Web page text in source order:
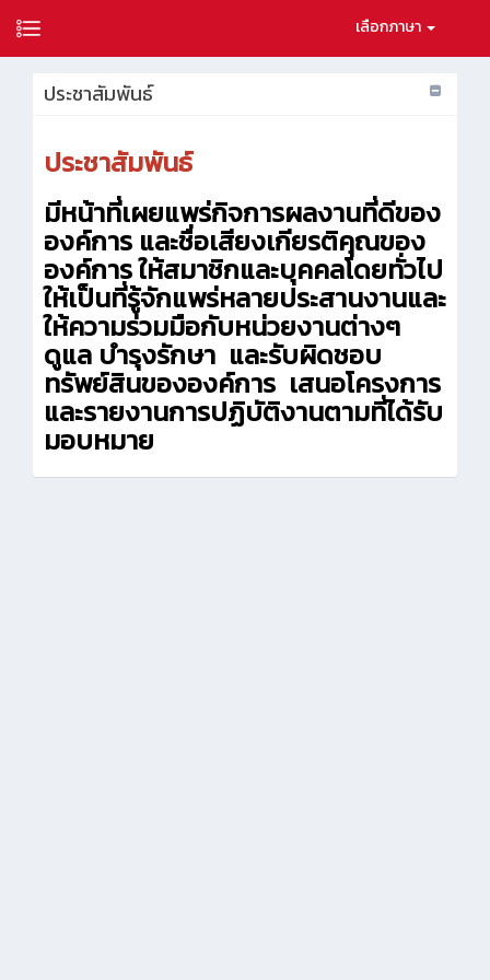
เลือกภาษา
ประชาสัมพันธ์
ประชาสัมพันธ์
มีหน้าที่เผยแพร่กิจการผลงานที่ดีของ
องค์การ และชื่อเสียงเกียรติคุณของ
องค์การ ให้สมาชิกและบุคคลโดยทั่วไป
ให้เป็นที่รู้จักแพร่หลายประสานงานและ
ให้ความร่วมมือกับหน่วยงานต่างๆ
ดูแล บำรุงรักษา และรับผิดชอบ
ทรัพย์สินขององค์การ เสนอโครงการ
และรายงานการปฏิบัติงานตามที่ได้รับ
มอบหมาย